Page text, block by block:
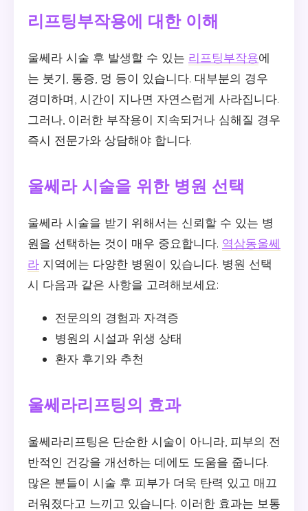
리프팅부작용에 대한 이해
울쎄라 시술 후 발생할 수 있는 리프팅부작용에
는 붓기, 통증, 멍 등이 있습니다. 대부분의 경우
경미하며, 시간이 지나면 자연스럽게 사라집니다.
그러나, 이러한 부작용이 지속되거나 심해질 경우
즉시 전문가와 상담해야 합니다.
울쎄라 시술을 위한 병원 선택
울쎄라 시술을 받기 위해서는 신뢰할 수 있는 병
원을 선택하는 것이 매우 중요합니다. 역삼동울쎄
라 지역에는 다양한 병원이 있습니다. 병원 선택
시 다음과 같은 사항을 고려해보세요:
전문의의 경험과 자격증
병원의 시설과 위생 상태
환자 후기와 추천
울쎄라리프팅의 효과
울쎄라리프팅은 단순한 시술이 아니라, 피부의 전
반적인 건강을 개선하는 데에도 도움을 줍니다.
많은 분들이 시술 후 피부가 더욱 탄력 있고 매끄
러워졌다고 느끼고 있습니다. 이러한 효과는 보통